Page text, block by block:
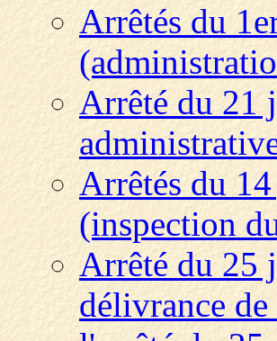
Arrêtés du
Arrêté du 21
Arrêtés du
(inspection
Arrêté du 25
délivrance